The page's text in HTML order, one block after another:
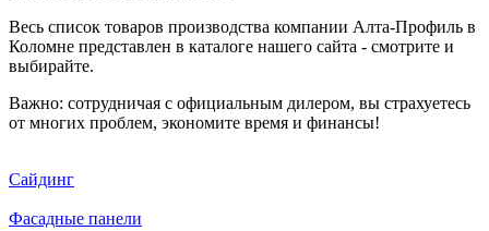
Весь список товаров производства компании Алта-Профиль в
Коломне представлен в каталоге нашего сайта - смотрите и
выбирайте.
Важно: сотрудничая с официальным дилером, вы страхуетесь
от многих проблем, экономите время и финансы!
Сайдинг
Фасадные панели